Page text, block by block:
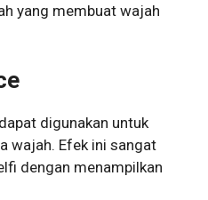
yang membuat wajah
digunakan untuk
wajah. Efek ini sangat
dengan menampilkan